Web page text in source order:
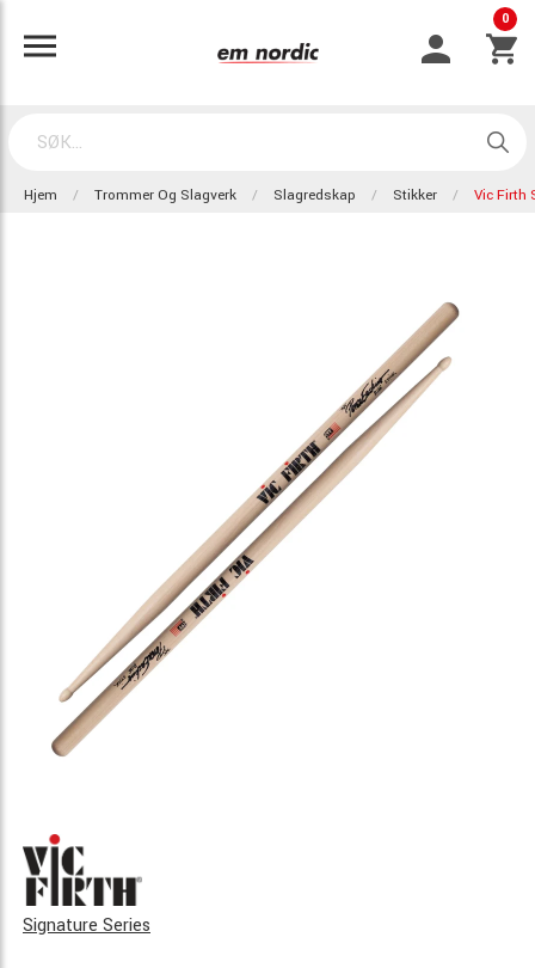
0
Hjem Trommer Og Slagverk Slagredskap Stikker Vic Firth
Signature Series